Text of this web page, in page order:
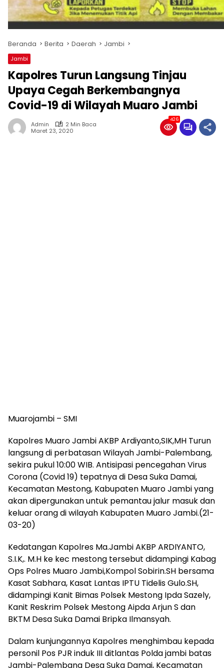
Beranda Berita Daerah Jambi
Jambi
Kapolres Turun Langsung Tinjau
Upaya Cegah Berkembangnya
Covid-19 di Wilayah Muaro Jambi
Admin
2 Min Baca
Maret 23, 2020
426
Muarojambi – SMI
Kapolres Muaro Jambi AKBP Ardiyanto,SIK,MH Turun
langsung di perbatasan Wilayah Jambi-Palembang,
sekira pukul 10:00 WIB. Antisipasi pencegahan Virus
Corona (Covid 19) tepatnya di Desa Suka Damai,
Kecamatan Mestong, Kabupaten Muaro Jambi yang
akan dipergunakan untuk pemantau jalur masuk dan
keluar orang di wilayah Kabupaten Muaro Jambi.(21-
03-20)
Kedatangan Kapolres Ma.Jambi AKBP ARDIYANTO,
S.I.K,. M.H ke kec mestong tersebut didampingi Kabag
Ops Polres Muaro Jambi,Kompol Sobirin.SH bersama
Kasat Sabhara, Kasat Lantas IPTU Tidelis Gulo.SH,
didampingi Kanit Bimas Polsek Mestong Ipda Sazely,
Kanit Reskrim Polsek Mestong Aipda Arjun S dan
BKTM Desa Suka Damai Bripka Ilmansyah.
Dalam kunjungannya Kapolres menghimbau kepada
personil Pos PJR induk III ditlantas Polda jambi batas
Jambi-Palembang Desa Suka Damai, Kecamatan